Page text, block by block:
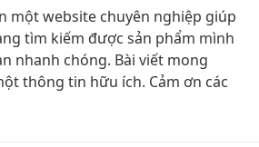
một website chuyên nghiệp giúp
tìm kiếm được sản phẩm mình
nhanh chóng. Bài viết mong
thông tin hữu ích. Cảm ơn các